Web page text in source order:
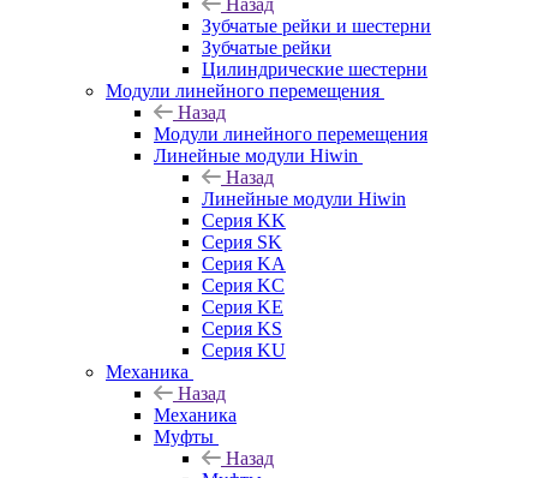
Назад
Зубчатые рейки и шестерни
Зубчатые рейки
Цилиндрические шестерни
Модули линейного перемещения
Назад
Модули линейного перемещения
Линейные модули Hiwin
Назад
Линейные модули Hiwin
Серия KK
Серия SK
Серия KA
Серия KC
Серия KE
Серия KS
Серия KU
Механика
Назад
Механика
Муфты
Назад